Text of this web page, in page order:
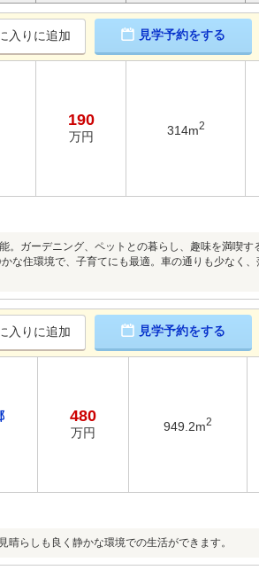
入りに追加 見学予約をする
190
万円 314m2
。ガーデニング、ペットとの暮らし、趣味を満喫
な住環境で、子育てにも最適。車の通りも少なく
入りに追加 見学予約をする
480
万円 949.2m2
らしも良く静かな環境での生活ができます。